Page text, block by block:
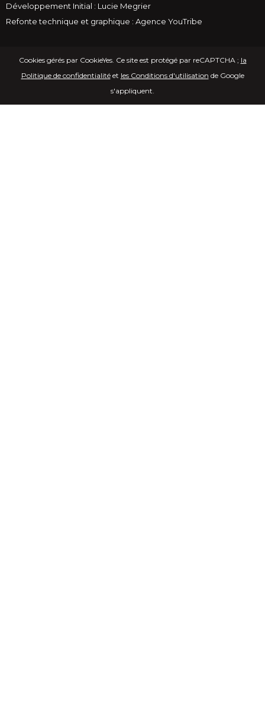
Nous respectons votre vie privée.
Développement Initial : Lucie Megrier
Refonte technique et graphique : Agence YouTribe
Cookies gérés par CookieYes. Ce site est protégé par reCAPTCHA ; la
Politique de confidentialitéet les Conditions d'utilisation de Google
s'appliquent.